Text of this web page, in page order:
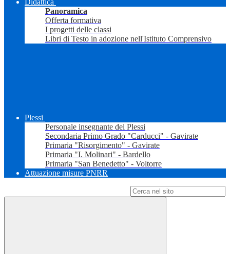
Didattica
Panoramica
Offerta formativa
I progetti delle classi
Libri di Testo in adozione nell'Istituto Comprensivo
Plessi
Personale insegnante dei Plessi
Secondaria Primo Grado "Carducci" - Gavirate
Primaria "Risorgimento" - Gavirate
Primaria "I. Molinari" - Bardello
Primaria "San Benedetto" - Voltorre
Attuazione misure PNRR